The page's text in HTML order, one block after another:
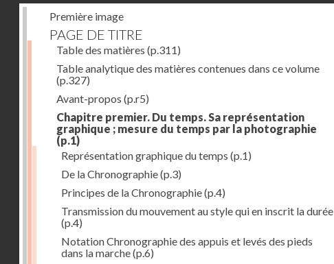
Première image
PAGE DE TITRE
Table des matières (p.311)
Table analytique des matières contenues dans ce volume
(p.327)
Avant-propos (p.r5)
Chapitre premier. Du temps. Sa représentation
graphique ; mesure du temps par la photographie
(p.1)
Représentation graphique du temps (p.1)
De la Chronographie(p.3)
Principes de la Chronographie(p.4)
Transmission du mouvement au style qui en inscrit la durée
(p.4)
Notation Chronographie des appuis et levés des pieds
dans la marche(p.6)